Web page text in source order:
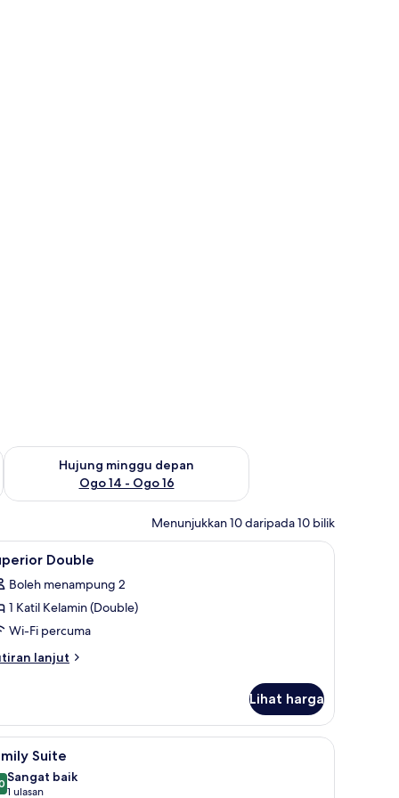
ini Ogo 7 - Ogo 9
Hujung minggu depan
Ogo 14 - Ogo 16
Semak ketersediaan untuk hujung minggu depan Ogo 14 -
Menunjukkan 10 daripada 10 bilik
riba Peti besi dalam bilik, meja, ruang kerja
15 Double
Boleh menampung 2
1 Katil Kelamin (Double)
Wi-Fi percuma
lanjut
Lihat harga
meja, ruang kerja komputer ribaFamily Suite | Peti besi dalam bilik, meja,
6 Suite
daripada 10
Sangat baik
1 ulasan
(1